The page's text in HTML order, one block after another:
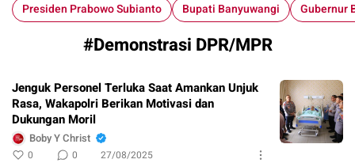
Presiden Prabowo Subianto Bupati Banyuwangi Gubernur
#Demonstrasi DPR/MPR
Jenguk Personel Terluka Saat Amankan Unjuk
Rasa, Wakapolri Berikan Motivasi dan
Dukungan Moril
Boby Y Christ
0 0 27/08/2025